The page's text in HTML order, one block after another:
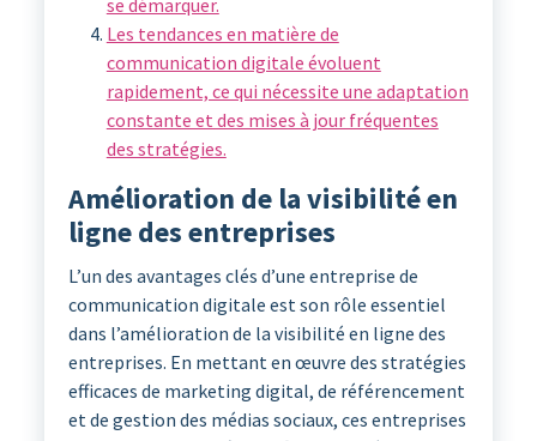
se démarquer.
Les tendances en matière de
communication digitale évoluent
rapidement, ce qui nécessite une adaptation
constante et des mises à jour fréquentes
des stratégies.
Amélioration de la visibilité en
ligne des entreprises
L’un des avantages clés d’une entreprise de
communication digitale est son rôle essentiel
dans l’amélioration de la visibilité en ligne des
entreprises. En mettant en œuvre des stratégies
efficaces de marketing digital, de référencement
et de gestion des médias sociaux, ces entreprises